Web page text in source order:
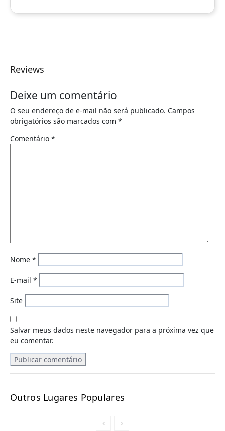
Reviews
Deixe um comentário
O seu endereço de e-mail não será publicado. Campos
obrigatórios são marcados com *
Comentário *
Nome *
E-mail *
Site
Salvar meus dados neste navegador para a próxima vez que
eu comentar.
Outros Lugares Populares